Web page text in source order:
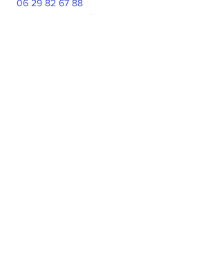
06 29 82 67 88
tortueteam@gmail.com